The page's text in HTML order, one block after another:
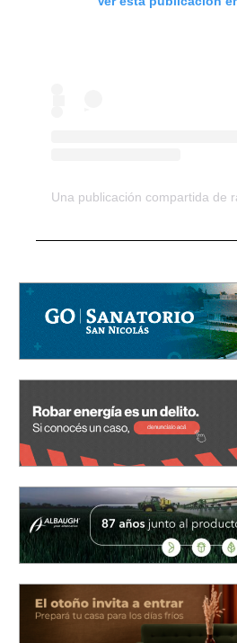
Una publicación compartida de